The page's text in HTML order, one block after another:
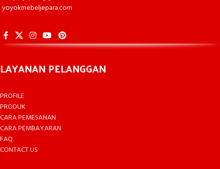
yoyokmebeljepara.com
LAYANAN PELANGGAN
PROFILE
PRODUK
CARA PEMESANAN
CARA PEMBAYARAN
FAQ
CONTACT US